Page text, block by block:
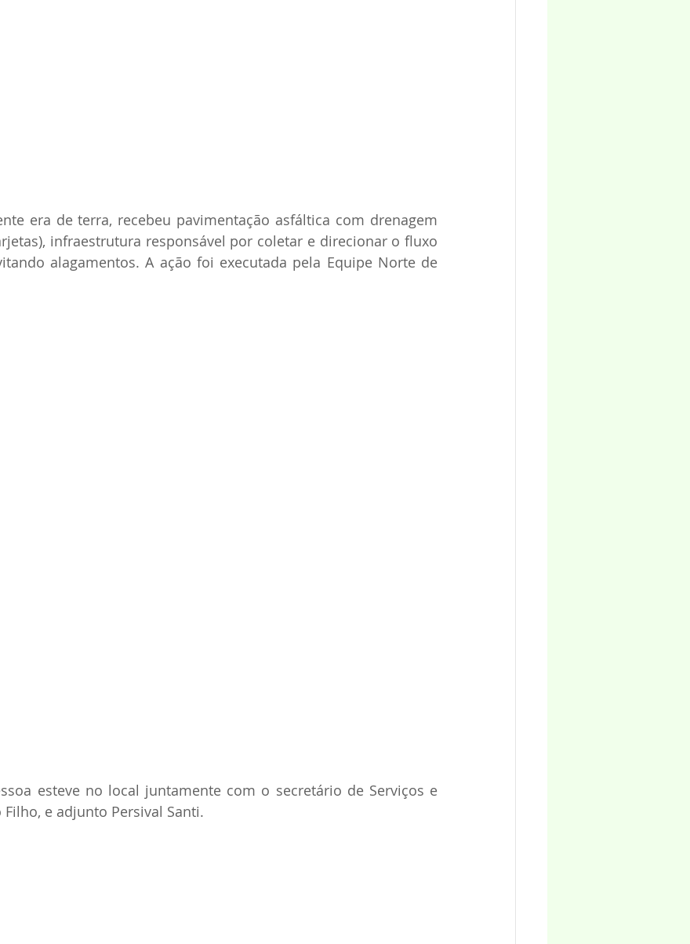
era de terra, recebeu pavimentação asfáltica com drenagem
infraestrutura responsável por coletar e direcionar o fluxo
alagamentos. A ação foi executada pela Equipe Norte de
esteve no local juntamente com o secretário de Serviços e
e adjunto Persival Santi.